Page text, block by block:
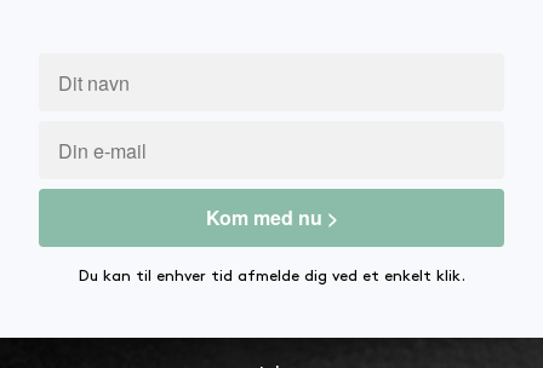
Du kan til enhver tid afmelde dig ved et enkelt klik.